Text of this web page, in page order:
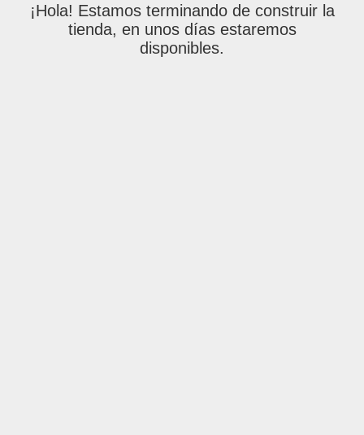
¡Hola! Estamos terminando de construir la
tienda, en unos días estaremos
disponibles.